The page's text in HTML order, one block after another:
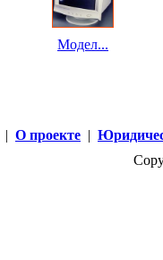
Модел...
| О проекте |